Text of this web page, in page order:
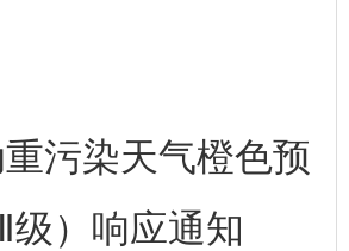
污染天气橙色预
级）响应通知